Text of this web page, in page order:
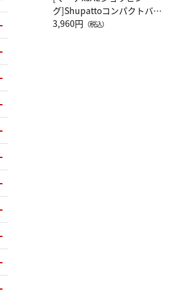
グ]Shupattoコンパクトバッ
グ Drop JAL客室乗務員
3,960円 （税込）